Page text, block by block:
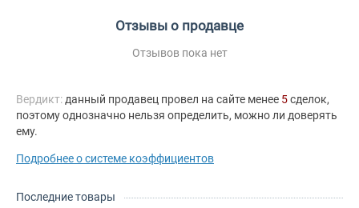
Отзывы о продавце
Отзывов пока нет
Вердикт: данный продавец провел на сайте менее 5сделок,
поэтому однозначно нельзя определить, можно ли доверять
ему.
Подробнее о системе коэффициентов
Последние товары